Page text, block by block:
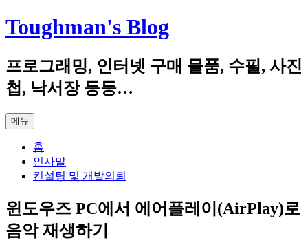
컨
텐
로
건
너
기
Toughman's Blog
프로그래밍, 인터넷 구매 물품, 수필, 사진
첩, 낙서장 등등…
메뉴
홈
인사말
컨설팅 및 개발의뢰
윈도우즈 PC에서 에어플레이(AirPlay)로
음악 재생하기